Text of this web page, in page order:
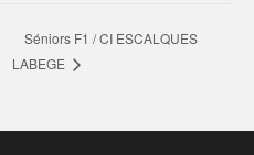
Séniors F1 / CI ESCALQUES
LABEGE